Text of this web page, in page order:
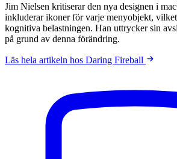
Jim Nielsen kritiserar den nya designen i
inkluderar ikoner för varje menyobjekt, vilket
kognitiva belastningen. Han uttrycker sin
på grund av denna förändring.
Läs hela artikeln hos Daring Fireball